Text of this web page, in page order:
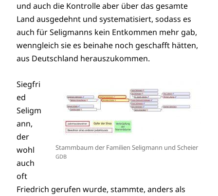
und auch die Kontrolle aber über das gesamte
Land ausgedehnt und systematisiert, sodass es
auch für Seligmanns kein Entkommen mehr gab,
wenngleich sie es beinahe noch geschafft hätten,
aus Deutschland herauszukommen.
Stammbaum der Familien Seligmann und Scheier
GDB
Siegfri
ed
Seligm
ann,
der
wohl
auch
oft
Friedrich gerufen wurde, stammte, anders als